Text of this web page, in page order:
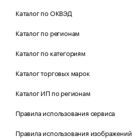
Каталог по ОКВЭД
Каталог по регионам
Каталог по категориям
Каталог торговых марок
Каталог ИП по регионам
Правила использования сервиса
Правила использования изображений